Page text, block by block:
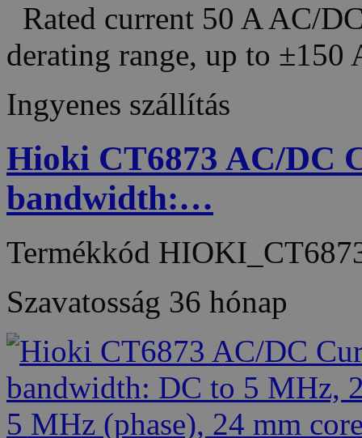
Rated current 50 A AC/
derating range, up to
Ingyenes szállítás
Hioki CT6873 AC/DC
bandwidth:…
Termékkód
Szavatosság 36 hónap